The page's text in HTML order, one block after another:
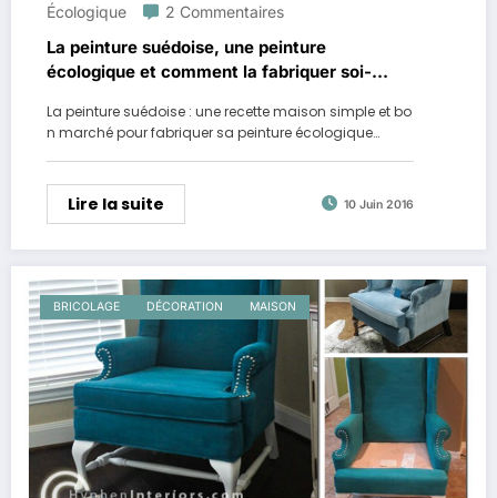
Écologique
2 Commentaires
La peinture suédoise, une peinture
écologique et comment la fabriquer soi-
La peinture suédoise : une recette maison simple et bo
n marché pour fabriquer sa peinture écologique…
Lire la suite 10 Juin 2016
BRICOLAGE DÉCORATION MAISON